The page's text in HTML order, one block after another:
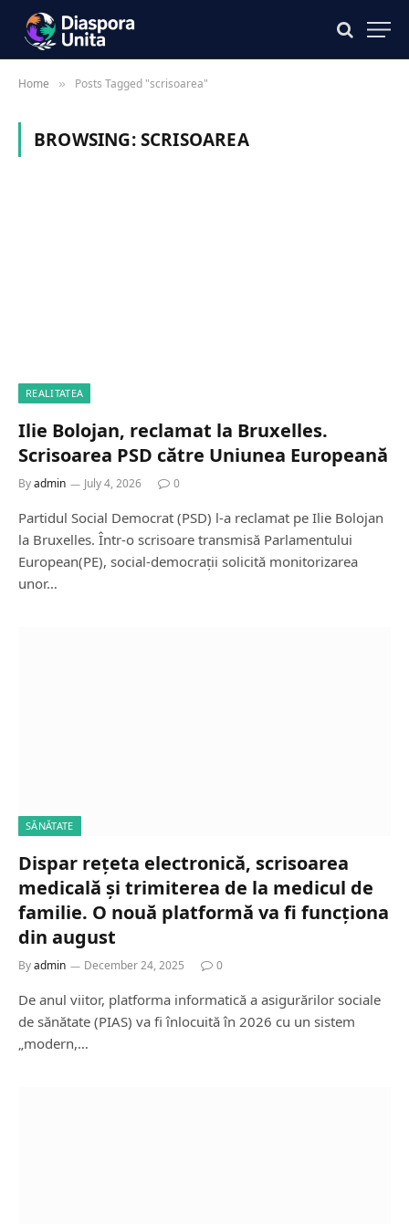
Home » Posts Tagged "scrisoarea"
BROWSING:SCRISOAREA
REALITATEA
Ilie Bolojan, reclamat la Bruxelles.
Scrisoarea PSD către Uniunea Europeană
Byadmin July 4, 2026 0
Partidul Social Democrat (PSD) l-a reclamat pe Ilie Bolojan
la Bruxelles. Într-o scrisoare transmisă Parlamentului
European(PE), social-democrații solicită monitorizarea
unor…
SĂNĂTATE
Dispar rețeta electronică, scrisoarea
medicală și trimiterea de la medicul de
familie. O nouă platformă va fi funcționa
din august
Byadmin December 24, 2025 0
De anul viitor, platforma informatică a asigurărilor sociale
de sănătate (PIAS) va fi înlocuită în 2026 cu un sistem
„modern,…